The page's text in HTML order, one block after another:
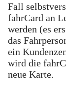
Fall
fahrCard an
werden (es
das
ein
wird die
neue Karte.